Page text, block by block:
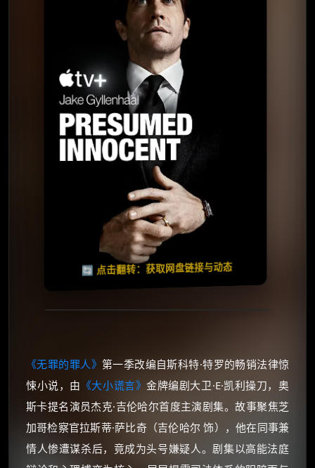
🔄 点击翻转：获取网盘链接与动态
⭐️ 评分：7.8 | 🎬 2024年
📺 连载中
夸克网盘
🧧️
天天领红包
《无罪的罪人》 第一季改编自斯科特·特罗的畅销法律惊
悚小说，由 《大小谎言》金牌编剧大卫·E·凯利操刀，奥
斯卡提名演员杰克·吉伦哈尔首度主演剧集​。故事聚焦芝
加哥检察官拉斯蒂·萨比奇（吉伦哈尔 饰），他在同事兼
情人惨遭谋杀后，竟成为头号嫌疑人​。剧集以高能法庭